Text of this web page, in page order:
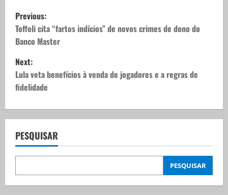
P
o
s
t
n
a
v
i
g
Previous:
Toffoli cita “fartos indícios” de novos crimes de dono do
Banco Master
Next:
Lula veta benefícios à venda de jogadores e a regras de
fidelidade
PESQUISAR
PESQUISAR